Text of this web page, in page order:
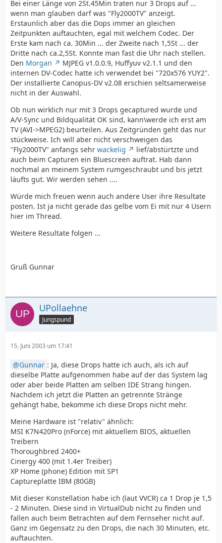
Bei einer Länge von 2St.45Min traten nur 3 Drops auf ...
wenn man glauben darf was "Fly2000TV" anzeigt.
Erstaunlich aber das die Dops immer an gleichen
Zeitpunkten auftauchten, egal mit welchem Codec. Der
Erste kam nach ca. 30Min ... der Zweite nach 1,5St ... der
Dritte nach ca.2,5St. Konnte man fast die Uhr nach stellen.
Den Morgan
MJPEG v1.0.0.9, Huffyuv v2.1.1 und den
internen DV-Codec hatte ich verwendet bei "720x576 YUY2".
Der installierte Canopus-DV v2.08 erschien seltsamerweise
nicht in der Auswahl.
Ob nun wirklich nur mit 3 Drops gecaptured wurde und
A/V-Sync und Bildqualität OK sind, kann\werde ich erst am
TV (AVI->MPEG2) beurteilen. Aus Zeitgründen geht das nur
stückweise. Ich will aber nicht verschweigen das
"Fly2000TV" anfangs sehr wackelig
lief/abstürtzte und
auch beim Capturen ein Bluescreen auftrat. Hab dann
nochmal an meinem System rumgeschraubt und bis jetzt
läufts gut. Wir werden sehen ....
Würde mich freuen wenn auch andere User ihre Resultate
posten. Ist ja nicht gerade das gelbe vom Ei mit nur 4 Usern
hier im Thread.
Weitere Resultate folgen ...
Gruß Gunnar
UPollaehne
Jungspund
15. Juni 2003 um 17:41
Gunnar : Ja, diese Drops hatte ich auch, als ich auf
dieselbe Platte aufgenommen habe auf der das System lag
oder aber beide Platten am selben IDE Strang hingen.
Nachdem ich jetzt die Platten an getrennte Stränge
gehängt habe, bekomme ich diese Drops nicht mehr.
Meine Hardware ist "relativ" ähnlich:
MSI K7N420Pro (nForce) mit aktuellem BIOS, aktuellen
Treibern
Thoroughbred 2400+
Cinergy 400 (mit 1.4er Treiber)
XP Home (phone) Edition mit SP1
Captureplatte IBM (80GB)
Mit dieser Konstellation habe ich (laut VVCR) ca 1 Drop je 1,5
- 2 Minuten. Diese sind in VirtualDub nicht zu finden und
fallen auch beim Betrachten auf dem Fernseher nicht auf.
Ganz im Gegensatz zu den Drops, die nach 30 Minuten, etc.
auftauchten.